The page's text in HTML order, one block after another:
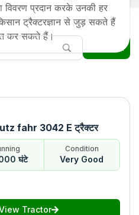
विवरण प्रदान करके उनकी हर
ट्रैक्टरज्ञान से जुड़ सकते हैं
कर सकते हैं।
HP Tractor Price
485000
Rs.400000*
650000
360000
फ़िल्टर
fahr 3042 E ट्रैक्टर
घंटे
Condition
Very Good
Tractor